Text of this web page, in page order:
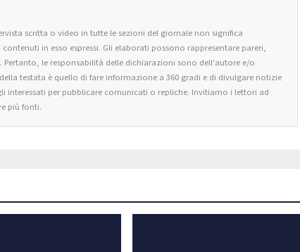
scritta o video in tutte le sezioni del giornale non significa
in esso espressi. Gli elaborati possono rappresentare pareri,
le responsabilità delle dichiarazioni sono dell'autore e/o
testata è quello di fare informazione a 360 gradi e di divulgare notizie
interessati per pubblicare comunicati o repliche. Invitiamo i lettori ad
più fonti.